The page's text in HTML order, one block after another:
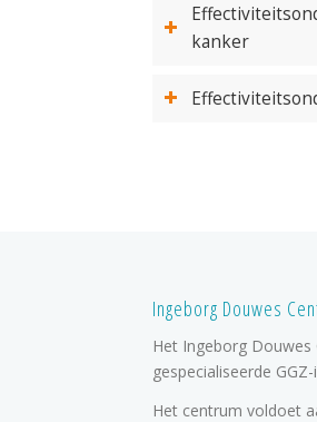
kanker
Ingeborg Douwes
Het Ingeborg Douwes
gespecialiseerde
Het centrum voldoet